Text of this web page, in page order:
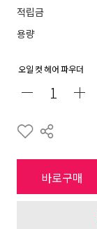
적립금
용량
오일 컷 헤어 파우더
바로구매